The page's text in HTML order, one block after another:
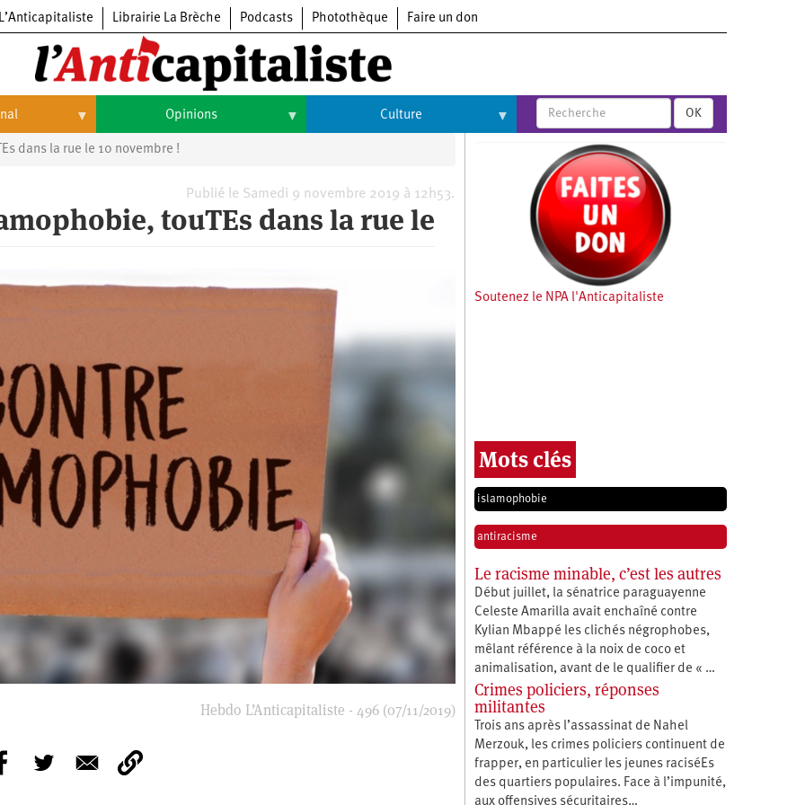
L’Anticapitaliste Librairie La Brèche Podcasts Photothèque Faire un don
Opinions
Opinions
Culture
Arts
Cinéma
Livres
Musique
OK
dans la rue le 10 novembre !
Publié le Samedi 9 novembre 2019 à 12h53.
touTEs dans la rue le
Hebdo L’Anticapitaliste - 496 (07/11/2019)
Soutenez le NPA l'Anticapitaliste
Mots clés
islamophobie
antiracisme
Le racisme minable, c’est les autres
Début juillet, la sénatrice paraguayenne
Celeste Amarilla avait enchaîné contre
Kylian Mbappé les clichés négrophobes,
mêlant référence à la noix de coco et
animalisation, avant de le qualifier de « …
Crimes policiers, réponses
militantes
Trois ans après l’assassinat de Nahel
Merzouk, les crimes policiers continuent de
frapper, en particulier les jeunes raciséEs
des quartiers populaires. Face à l’impunité,
aux offensives sécuritaires…